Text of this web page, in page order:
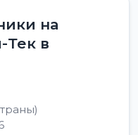
на
Тек в